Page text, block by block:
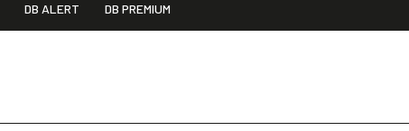
WEBINAR / 17 settembre
DB ALERT DB PREMIUM